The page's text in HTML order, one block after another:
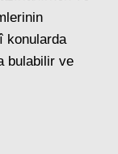
konularda
bulabilir ve